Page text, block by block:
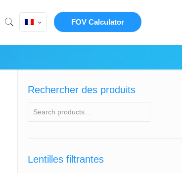
FOV Calculator
Rechercher des produits
Lentilles filtrantes